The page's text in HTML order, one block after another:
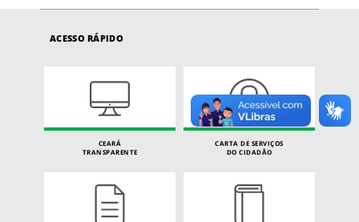
ACESSO RÁPIDO
CEARÁ
TRANSPARENTE
CARTA DE SERVIÇOS
DO CIDADÃO